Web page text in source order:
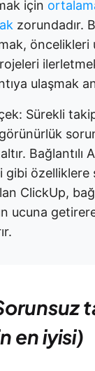
için
zorundadır.
öncelikleri
ulaşmak
Sürekli
Bağlantılı
gibi özelliklere
ClickUp,
ucuna
en iyisi)